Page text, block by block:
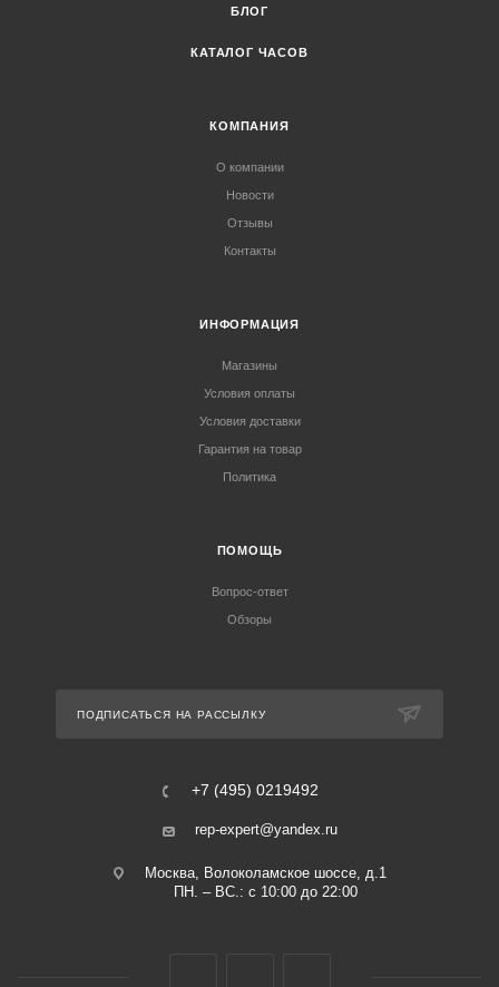
БЛОГ
КАТАЛОГ ЧАСОВ
КОМПАНИЯ
О компании
Новости
Отзывы
Контакты
ИНФОРМАЦИЯ
Магазины
Условия оплаты
Условия доставки
Гарантия на товар
Политика
ПОМОЩЬ
Вопрос-ответ
Обзоры
ПОДПИСАТЬСЯ НА РАССЫЛКУ
+7 (495) 0219492
rep-expert@yandex.ru
Москва, Волоколамское шоссе, д.1
ПН. – ВС.: с 10:00 до 22:00